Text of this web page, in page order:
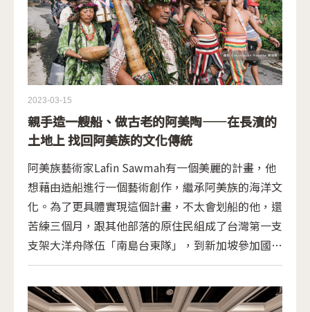
2023-03-15
親手造一艘船、做古老的阿美陶——在長濱的
土地上 找回阿美族的文化傳統
阿美族藝術家Lafin Sawmah有一個美麗的計畫，他
想藉由造船進行一個藝術創作，繼承阿美族的海洋文
化。為了更具體實現這個計畫，不太會划船的他，還
苦練三個月，跟其他部落的原住民組成了台灣第一支
支架大洋舟隊伍「南島台東隊」，到新加坡參加國際
賽事。「我想要繼承我們祖先的海洋文化，那種不畏
懼、勇於挑戰的精神。」 他造一艘船，但意義又超
越造一艘船，「很多南島民族都有造船的傳統，阿美